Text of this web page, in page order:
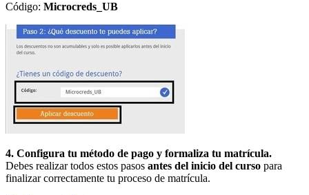
Código: Microcreds_UB
4. Configura tu método de pago y formaliza tu matrícula.
Debes realizar todos estos pasos antes del inicio del curso para
finalizar correctamente tu proceso de matrícula.